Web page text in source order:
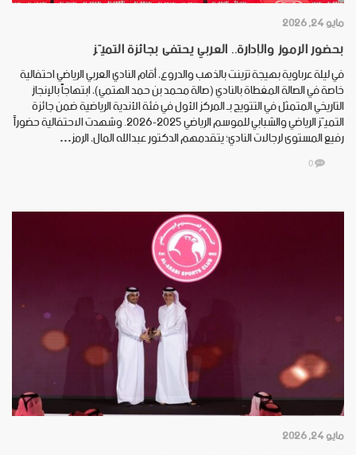
مايو 24, 2026
بحضور الرموز والإدارة.. العربي يحتفى بجائزة التميّز
في ليلة عرباوية بهيجة تزينت بالذهب والدروع، أقام النادي العربي الرياضي احتفالية
خاصة في الصالة المغطاة بالنادي (صالة محمد بن حمد الهتمي)، ابتهاجاً بالإنجاز
التاريخي المتمثل في التتويج بـ المركز الأول في فئة الأندية الرياضية ضمن جائزة
التميّز الرياضي والشبابي للموسم الرياضي 2025-2026. وشهدت الاحتفالية حضوراً
رفيع المستوى لرجالات النادي؛ يتقدمهم الدكتور عبدالله المال، الرمز…
0
مايو 24, 2026